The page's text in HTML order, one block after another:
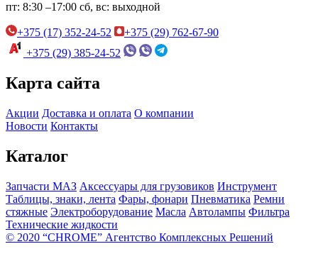
пт: 8:30 –17:00 сб, вс: выходной
+375 (17) 352-24-52
+375 (29) 762-67-90
+375 (29) 385-24-52
Карта сайта
Акции Доставка и оплата О компании
Новости Контакты
Каталог
Запчасти МАЗ Аксессуары для грузовиков Инструмент
Таблицы, знаки, лента Фары, фонари Пневматика Ремни
стяжные Электроборудование Масла Автолампы Фильтра
Технические жидкости
© 2020 “CHROME” Агентство Комплексных Решений